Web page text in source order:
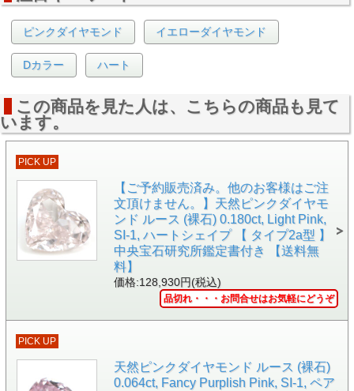
▲ 正面画像 黒い背景で撮影しました。
ピンクダイヤモンド イエローダイヤモンド
Dカラー ハート
この商品を見た人は、こちらの商品も見て
います。
PICK UP
【ご予約販売済み。他のお客様はご注
文頂けません。】天然ピンクダイヤモ
ンド ルース (裸石) 0.180ct, Light Pink,
SI-1, ハートシェイプ 【 タイプ2a型 】
中央宝石研究所鑑定書付き 【送料無
料】
価格:128,930円(税込)
品切れ・・・お問合せはお気軽にどうぞ
PICK UP
天然ピンクダイヤモンド ルース (裸石)
0.064ct, Fancy Purplish Pink, SI-1, ペア